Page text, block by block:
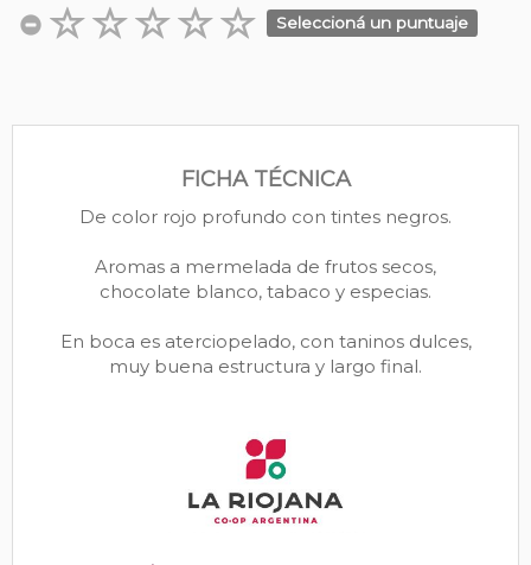
Seleccioná un puntuaje
FICHA TÉCNICA
De color rojo profundo con tintes negros.
Aromas a mermelada de frutos secos,
chocolate blanco, tabaco y especias.
En boca es aterciopelado, con taninos dulces,
muy buena estructura y largo final.